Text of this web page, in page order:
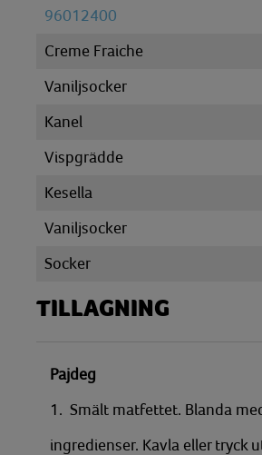
96012400
Creme Fraiche
Vaniljsocker
Kanel
Vispgrädde
Kesella
Vaniljsocker
Socker
TILLAGNING
Pajdeg
1. Smält matfettet. Blanda
ingredienser. Kavla eller tryck